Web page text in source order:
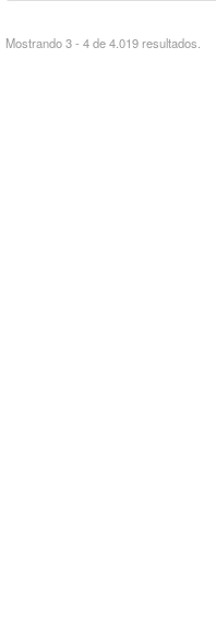
Mostrando 3 - 4 de 4.019 resultados.